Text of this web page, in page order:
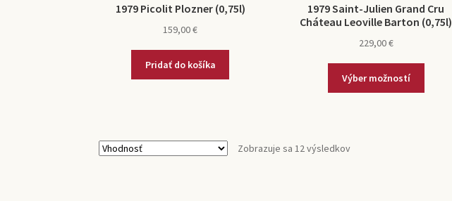
1979 Picolit Plozner (0,75l)
159,00€
Pridať do košíka
1979 Saint-Julien Grand Cru
Cháteau Leoville Barton (0,75l)
229,00€
Výber možností
Zobrazuje sa 12 výsledkov